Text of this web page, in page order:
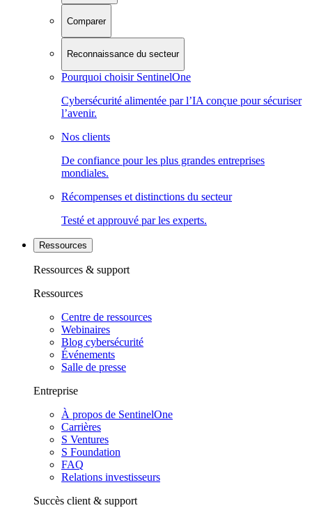
Comparer
Reconnaissance du secteur
Pourquoi choisir SentinelOne
Cybersécurité alimentée par l’IA conçue pour sécuriser
l’avenir.
Nos clients
De confiance pour les plus grandes entreprises
mondiales.
Récompenses et distinctions du secteur
Testé et approuvé par les experts.
Ressources
Ressources & support
Ressources
Centre de ressources
Webinaires
Blog cybersécurité
Événements
Salle de presse
Entreprise
À propos de SentinelOne
Carrières
S Ventures
S Foundation
FAQ
Relations investisseurs
Succès client & support